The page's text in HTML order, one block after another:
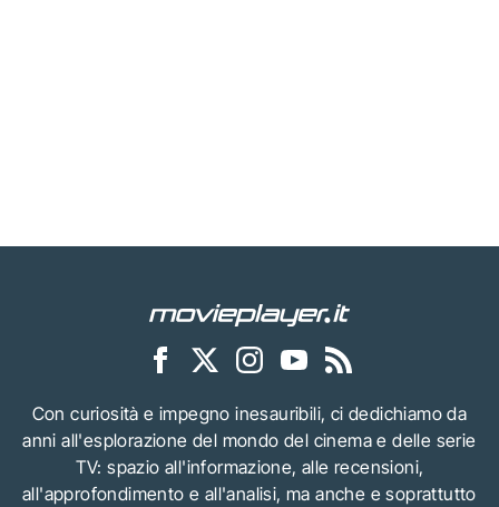
Con curiosità e impegno inesauribili, ci dedichiamo da
anni all'esplorazione del mondo del cinema e delle serie
TV: spazio all'informazione, alle recensioni,
all'approfondimento e all'analisi, ma anche e soprattutto